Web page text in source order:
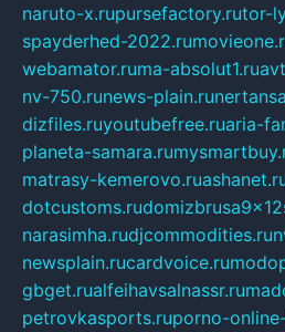
naruto-x.rupursefactory.rutor-
spayderhed-2022.ru
webamator.ruma-absolut1.ru
nv-750.runews-plain.ru
dizfiles.ruyoutubefree.ruaria-
planeta-samara.ru
matrasy-kemerovo.ru
dotcustoms.ru
narasimha.rudjcommodities.ru
newsplain.rucardvoice.ru
gbget.rualfeihavsalnassr.ru
petrovkasports.ruporno-